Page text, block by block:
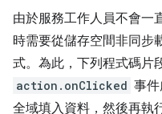
由於服務工作人員不會一
時需要從儲存空間非同步
式。為此，下列程式碼片
action.onClicked 事
全域填入資料，然後再執